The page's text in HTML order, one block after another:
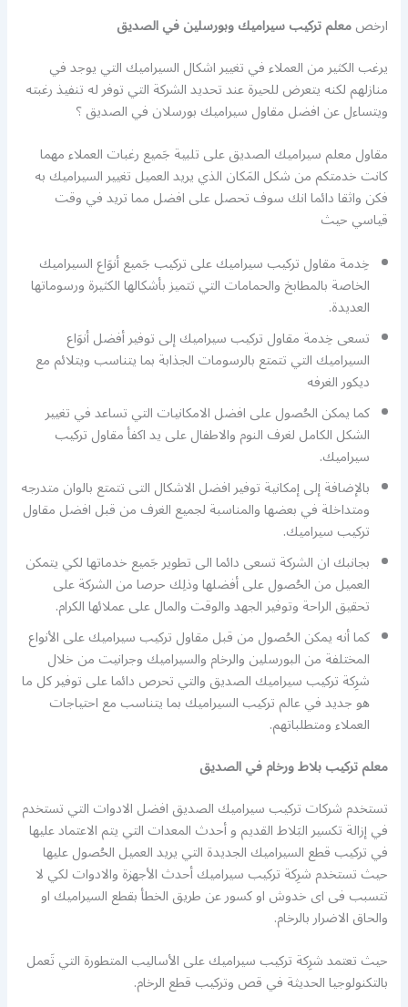
ارخصمعلم تركيب سيراميك وبورسلين في الصديق
يرغب الكثير من العملاء في تغيير اشكال السيراميك التي يوجد في
منازلهم لكنه يتعرض للحيرة عند تحديد الشركة التي توفر له تنفيذ رغبته
ويتساءل عن افضل مقاول سيراميك بورسلان في الصديق ؟
مقاول معلم سيراميك الصديق على تلبية جَميع رغبات العملاء مهما
كانت خدمتكم من شكل المَكان الذي يريد العميل تغيير السيراميك به
فكن واثقا دائما انك سوف تحصل على افضل مما تريد في وقت
قياسي حيث
خِدمة مقاول تركيب سيراميك على تركيب جَميع أنوَاع السيراميك
الخاصة بالمطابخ والحمامات التي تتميز بأشكالها الكثيرة ورسوماتها
العديدة.
تسعى خِدمة مقاول تركيب سيراميك إلى توفير أفضل أنوَاع
السيراميك التي تتمتع بالرسومات الجذابة بما يتناسب ويتلائم مع
ديكور الغرفه
كما يمكن الحُصول على افضل الامكانيات التي تساعد في تغيير
الشكل الكامل لغرف النوم والاطفال على يد اكفأ مقاول تركيب
سيراميك.
بالإضافة إلى إمكانية توفير افضل الاشكال التى تتمتع بالوان متدرجه
ومتداخلة في بعضها والمناسبة لجميع الغرف من قبل افضل مقاول
تركيب سيراميك.
بجانبك ان الشركة تسعى دائما الى تطوير جَميع خدماتها لكي يتمكن
العميل من الحُصول على أفضلها وذلِك حرصا من الشركة على
تحقيق الراحة وتوفير الجهد والوقت والمال على عملائها الكرام.
كما أنه يمكن الحُصول من قبل مقاول تركيب سيراميك على الأنواع
المختلفة من البورسلين والرخام والسيراميك وجرانيت من خلال
شرِكة تركيب سيراميك الصديق والتي تحرص دائما على توفير كل ما
هو جديد في عالم تركيب السيراميك بما يتناسب مع احتياجات
العملاء ومتطلباتهم.
معلم تركيب بلاط ورخام في الصديق
تستخدم شركات تركيب سيراميك الصديق افضل الادوات التي تستخدم
في إزالة تكسير البَلاط القديم و أحدث المعدات التي يتم الاعتماد عليها
في تركيب قطع السيراميك الجديدة التي يريد العميل الحُصول عليها
حيث تستخدم شرِكة تركيب سيراميك أحدث الأجهزة والادوات لكي لا
تتسبب فى اى خدوش او كسور عن طريق الخطأ بقطع السيراميك او
والحاق الاضرار بالرخام.
حيث تعتمد شرِكة تركيب سيراميك على الأساليب المتطورة التي تَعمل
بالتكنولوجيا الحديثة في قص وتركيب قطع الرخام.